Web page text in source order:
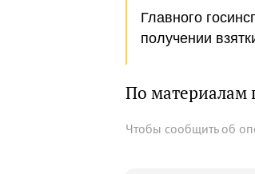
Главного
получении
По материалам
Чтобы сообщить об